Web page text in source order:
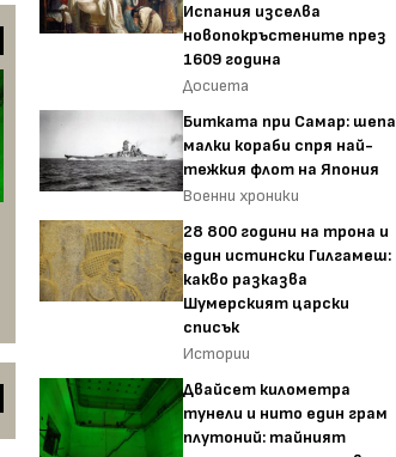
Испания изселва
новопокръстените през
1609 година
Досиета
Битката при Самар: шепа
малки кораби спря най-
тежкия флот на Япония
Военни хроники
28 800 години на трона и
един истински Гилгамеш:
какво разказва
Шумерският царски
списък
Истории
Двайсет километра
тунели и нито един грам
плутоний: тайният